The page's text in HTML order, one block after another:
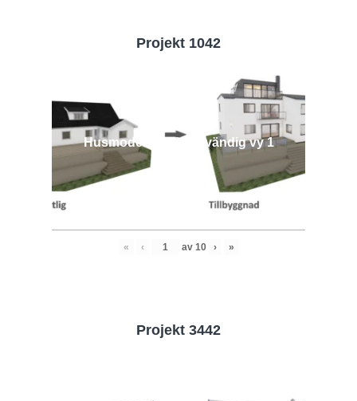
Projekt 1042
Husmodell 1042 - Utvändig vy 1
« ‹ av 10 › »
Projekt 3442